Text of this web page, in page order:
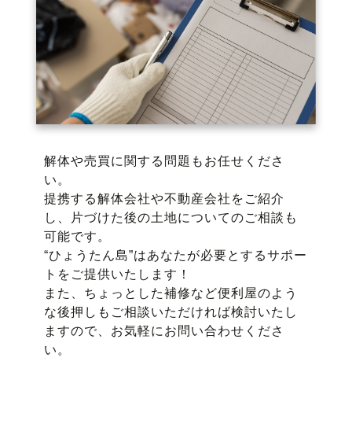
解体や売買に関する問題もお任せくださ
い。
提携する解体会社や不動産会社をご紹介
し、片づけた後の土地についてのご相談も
可能です。
“ひょうたん島”はあなたが必要とするサポー
トをご提供いたします！
また、ちょっとした補修など便利屋のよう
な後押しもご相談いただければ検討いたし
ますので、お気軽にお問い合わせくださ
い。